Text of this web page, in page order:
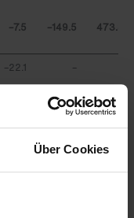
Über Cookies
–7.5 –149.5 473.3
–22.1 –
– 0.9